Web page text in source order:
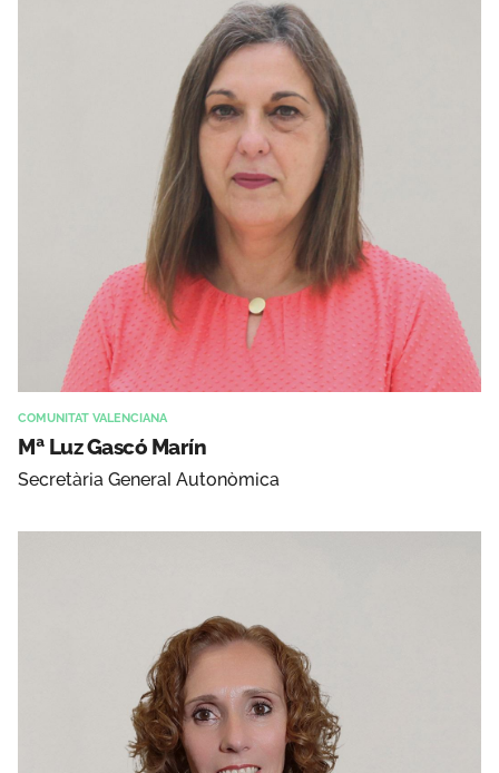
COMUNITAT VALENCIANA
Mª Luz Gascó Marín
Secretària General Autonòmica